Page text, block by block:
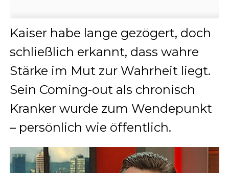
Kaiser habe lange gezögert, doch
schließlich erkannt, dass wahre
Stärke im Mut zur Wahrheit liegt.
Sein Coming-out als chronisch
Kranker wurde zum Wendepunkt
– persönlich wie öffentlich.